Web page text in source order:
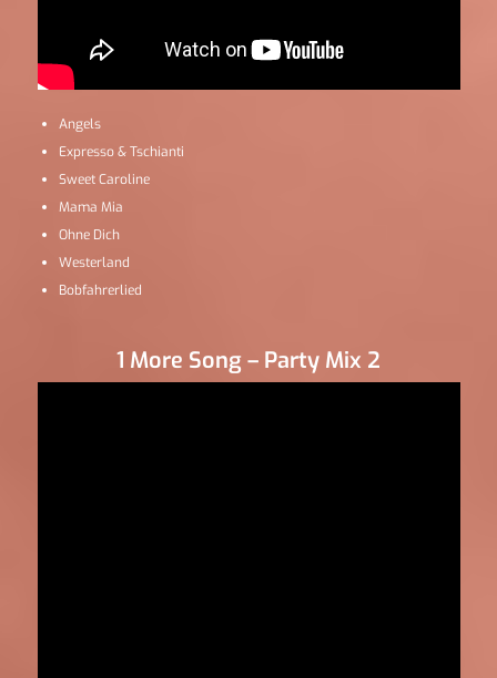
Angels
Expresso & Tschianti
Sweet Caroline
Mama Mia
Ohne Dich
Westerland
Bobfahrerlied
1 More Song – Party Mix 2